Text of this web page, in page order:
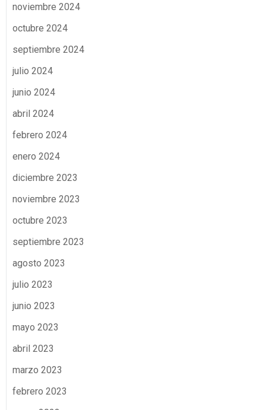
noviembre 2024
octubre 2024
septiembre 2024
julio 2024
junio 2024
abril 2024
febrero 2024
enero 2024
diciembre 2023
noviembre 2023
octubre 2023
septiembre 2023
agosto 2023
julio 2023
junio 2023
mayo 2023
abril 2023
marzo 2023
febrero 2023